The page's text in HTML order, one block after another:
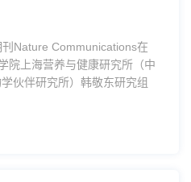
Nature Communications在
院上海营养与健康研究所（中
伙伴研究所）韩敬东研究组